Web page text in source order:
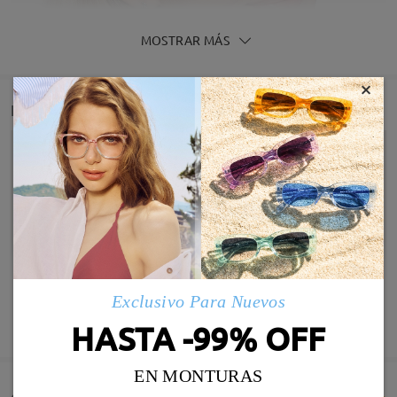
Infomación de Modelo
MOSTRAR MÁS
Detail
×
Exclusivo Para Nuevos
HASTA -99% OFF
EN MONTURAS